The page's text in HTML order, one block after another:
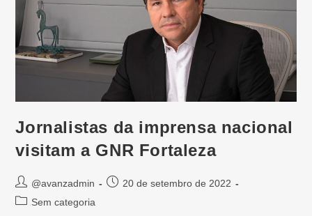
Jornalistas da imprensa nacional
visitam a GNR Fortaleza
@avanzadmin
20 de setembro de 2022
Sem categoria